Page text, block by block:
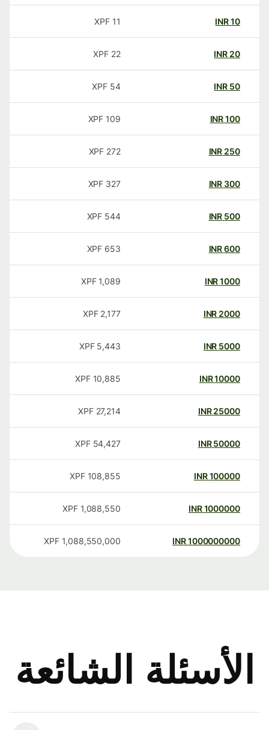
INR
XPF
20
INR
XPF
50
INR
54
XPF
100
INR
109
XPF
250
INR
272
XPF
300
INR
327
XPF
500
INR
544
XPF
600
INR
653
XPF
1000
INR
1,089
XPF
2000
INR
2,177
XPF
5000
INR
5,443
XPF
10000
INR
10,885
XPF
25000
INR
27,214
XPF
50000
INR
54,427
XPF
100000
INR
108,855
XPF
1000000
INR
1,088,550
XPF
1000000000
INR
1,088,550,000
XPF
الأسئلة الشائعة